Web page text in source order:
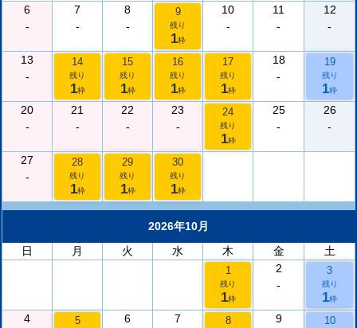
6
-
7
-
8
-
9
残り
1枠
10
-
11
-
12
-
13
-
14
残り
1枠
15
残り
1枠
16
残り
1枠
17
残り
1枠
18
-
19
残り
1枠
20
-
21
-
22
-
23
-
24
残り
1枠
25
-
26
-
27
-
28
残り
1枠
29
残り
1枠
30
残り
1枠
2026年10月
日
月 火 水 木 金 土
1
残り
1枠
2
-
3
残り
1枠
4
5
6
7
8
9
10